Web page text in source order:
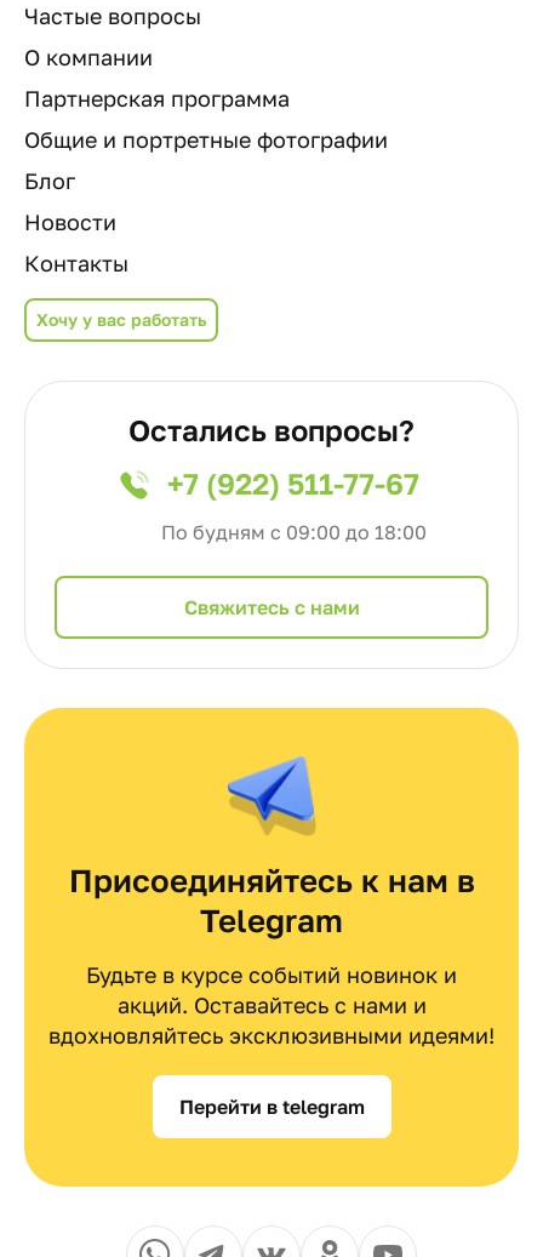
Частые вопросы
О компании
Партнерская программа
Общие и портретные фотографии
Блог
Новости
Контакты
Хочу у вас работать
Остались вопросы?
+7 (922) 511-77-67
По будням с 09:00 до 18:00
Cвяжитесь с нами
Присоединяйтесь к нам в
Telegram
Будьте в курсе событий новинок и
акций. Оставайтесь с нами и
вдохновляйтесь эксклюзивными идеями!
Перейти в telegram